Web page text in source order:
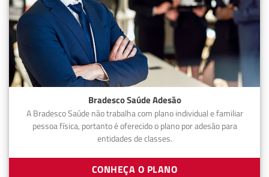
Bradesco Saúde Adesão
A Bradesco Saúde não trabalha com plano individual e familiar
pessoa física, portanto é oferecido o plano por adesão para
entidades de classes.
CONHEÇA O PLANO